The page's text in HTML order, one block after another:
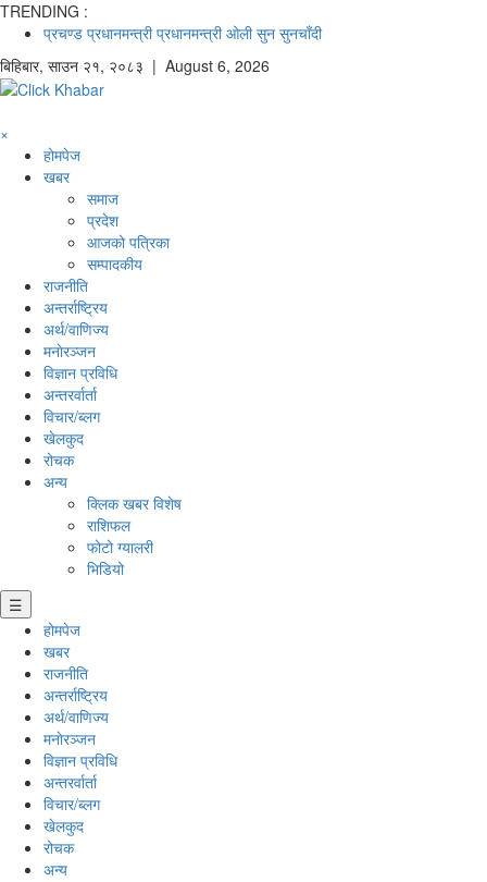
TRENDING :
प्रचण्ड प्रधानमन्त्री प्रधानमन्त्री ओली सुन सुनचाँदी
बिहिबार, साउन २१, २०८३ | August 6, 2026
×
होमपेज
खबर
समाज
प्रदेश
आजको पत्रिका
सम्पादकीय
राजनीति
अन्तर्राष्ट्रिय
अर्थ/वाणिज्य
मनाेरञ्जन
विज्ञान प्रविधि
अन्तरर्वार्ता
विचार/ब्लग
खेलकुद
रोचक
अन्य
क्लिक खबर विशेष
राशिफल
फोटो ग्यालरी
भिडियो
☰
होमपेज
खबर
राजनीति
अन्तर्राष्ट्रिय
अर्थ/वाणिज्य
मनाेरञ्जन
विज्ञान प्रविधि
अन्तरर्वार्ता
विचार/ब्लग
खेलकुद
रोचक
अन्य